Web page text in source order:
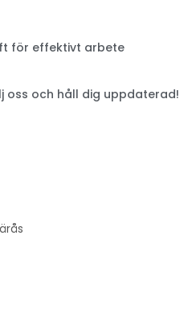
för effektivt arbete
oss och håll dig uppdaterad!